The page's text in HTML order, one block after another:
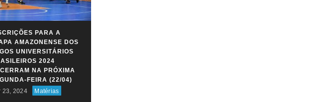
PARA A
AMAZONENSE DOS
UNIVERSITÁRIOS
2024
NA PRÓXIMA
FEIRA (22/04)
23, 2024
Matérias